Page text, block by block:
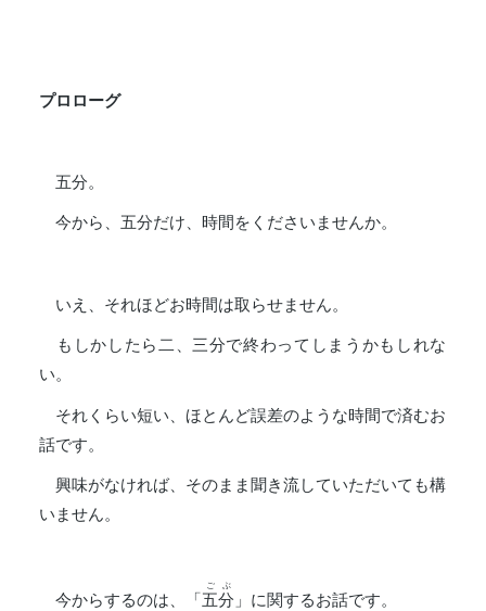
プロローグ
五分。
今から、五分だけ、時間をくださいませんか。
いえ、それほどお時間は取らせません。
もしかしたら二、三分で終わってしまうかもしれな
い。
それくらい短い、ほとんど誤差のような時間で済むお
話です。
興味がなければ、そのまま聞き流していただいても構
いません。
今からするのは、「五分
ごぶ
」に関するお話です。